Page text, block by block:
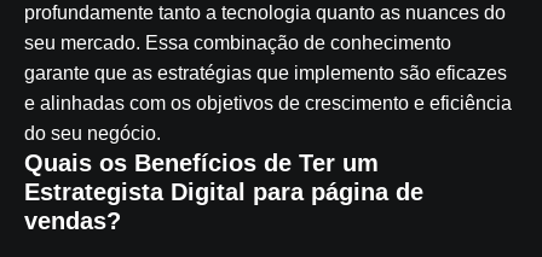
profundamente tanto a tecnologia quanto as nuances do
seu mercado. Essa combinação de conhecimento
garante que as estratégias que implemento são eficazes
e alinhadas com os objetivos de crescimento e eficiência
do seu negócio.
Quais os Benefícios de Ter um
Estrategista Digital para página de
vendas?